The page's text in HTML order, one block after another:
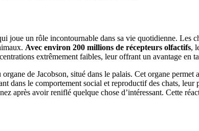
joue un rôle incontournable dans sa vie quotidienne. Les
Avec environ 200 millions de récepteurs olfactifs,
extrêmement faibles, leur offrant un avantage en
organe de Jacobson, situé dans le palais. Cet organe
dans le comportement social et reproductif des chats,
après avoir reniflé quelque chose d’intéressant. Cette